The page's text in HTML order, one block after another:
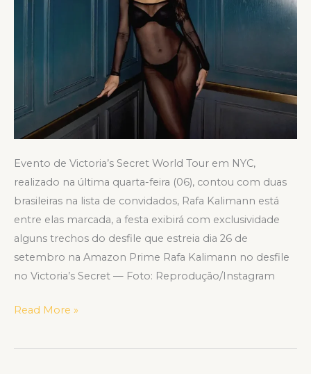
Evento de Victoria’s Secret World Tour em NYC,
realizado na última quarta-feira (06), contou com duas
brasileiras na lista de convidados, Rafa Kalimann está
entre elas marcada, a festa exibirá com exclusividade
alguns trechos do desfile que estreia dia 26 de
setembro na Amazon Prime Rafa Kalimann no desfile
no Victoria’s Secret — Foto: Reprodução/Instagram
World
Read More »